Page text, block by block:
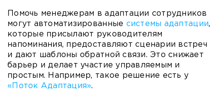
Помочь менеджерам в адаптации сотрудников
могут автоматизированные системы адаптации,
которые присылают руководителям
напоминания, предоставляют сценарии встреч
и дают шаблоны обратной связи. Это снижает
барьер и делает участие управляемым и
простым. Например, такое решение есть у
«Поток Адаптация».